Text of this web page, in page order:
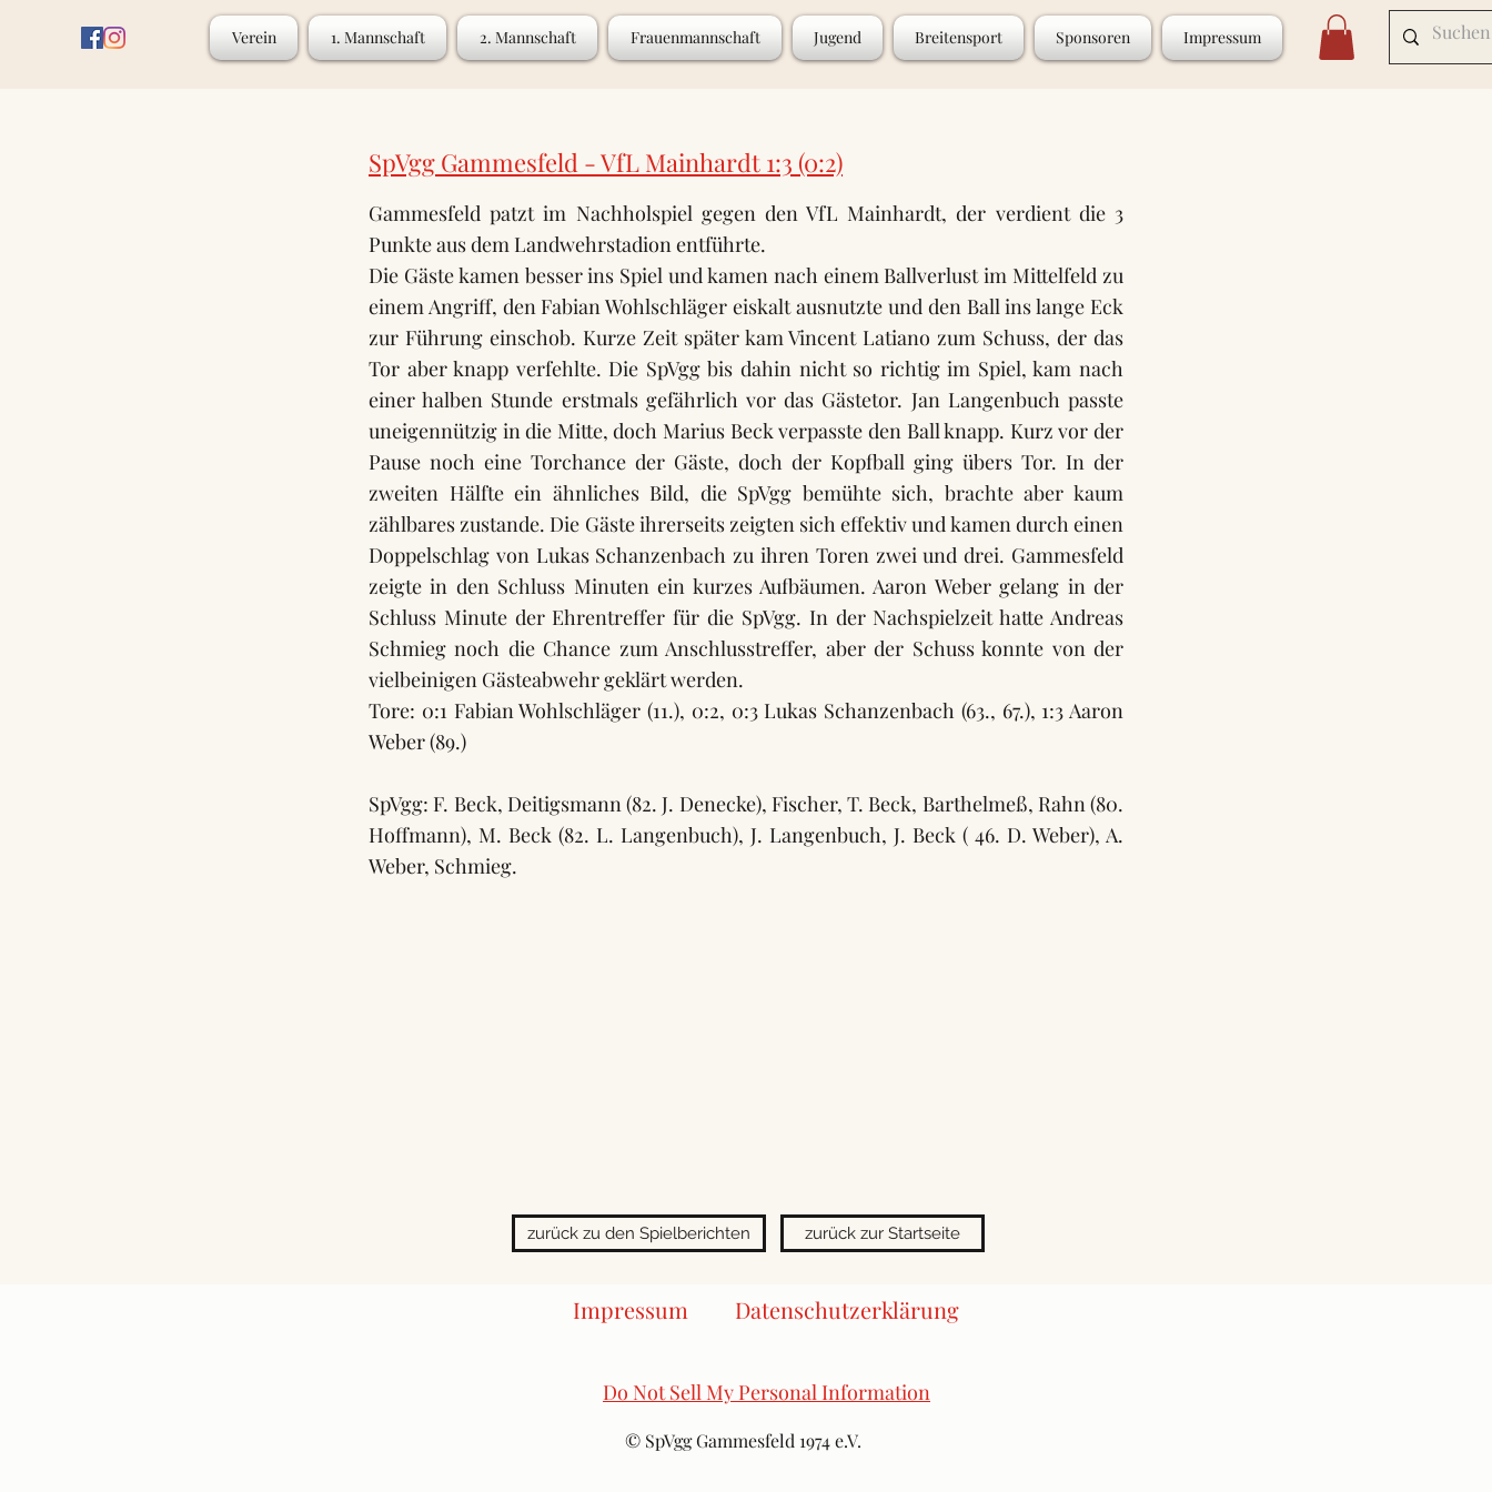
Verein 1. Mannschaft 2. Mannschaft Frauenmannschaft Jugend Breitensport Sponsoren Impressum
SpVgg Gammesfeld - VfL Mainhardt 1:3 (0:2)
Gammesfeld patzt im Nachholspiel gegen den VfL Mainhardt, der verdient die 3
Punkte aus dem Landwehrstadion entführte.
Die Gäste kamen besser ins Spiel und kamen nach einem Ballverlust im Mittelfeld zu
einem Angriff, den Fabian Wohlschläger eiskalt ausnutzte und den Ball ins lange Eck
zur Führung einschob. Kurze Zeit später kam Vincent Latiano zum Schuss, der das
Tor aber knapp verfehlte. Die SpVgg bis dahin nicht so richtig im Spiel, kam nach
einer halben Stunde erstmals gefährlich vor das Gästetor. Jan Langenbuch passte
uneigennützig in die Mitte, doch Marius Beck verpasste den Ball knapp. Kurz vor der
Pause noch eine Torchance der Gäste, doch der Kopfball ging übers Tor. In der
zweiten Hälfte ein ähnliches Bild, die SpVgg bemühte sich, brachte aber kaum
zählbares zustande. Die Gäste ihrerseits zeigten sich effektiv und kamen durch einen
Doppelschlag von Lukas Schanzenbach zu ihren Toren zwei und drei. Gammesfeld
zeigte in den Schluss Minuten ein kurzes Aufbäumen. Aaron Weber gelang in der
Schluss Minute der Ehrentreffer für die SpVgg. In der Nachspielzeit hatte Andreas
Schmieg noch die Chance zum Anschlusstreffer, aber der Schuss konnte von der
vielbeinigen Gästeabwehr geklärt werden.
Tore: 0:1 Fabian Wohlschläger (11.), 0:2, 0:3 Lukas Schanzenbach (63., 67.), 1:3 Aaron
Weber (89.)
SpVgg: F. Beck, Deitigsmann (82. J. Denecke), Fischer, T. Beck, Barthelmeß, Rahn (80.
Hoffmann), M. Beck (82. L. Langenbuch), J. Langenbuch, J. Beck ( 46. D. Weber), A.
Weber, Schmieg.
zurück zu den Spielberichten zurück zur Startseite
Impressum Datenschutzerklärung
Do Not Sell My Personal Information
© SpVgg Gammesfeld 1974 e.V.